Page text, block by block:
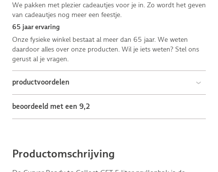
We pakken met plezier cadeautjes voor je in. Zo wordt het geven
van cadeautjes nog meer een feestje.
65 jaar ervaring
Onze fysieke winkel bestaat al meer dan 65 jaar. We weten
daardoor alles over onze producten. Wil je iets weten? Stel ons
gerust al je vragen.
productvoordelen
beoordeeld met een 9,2
Productomschrijving